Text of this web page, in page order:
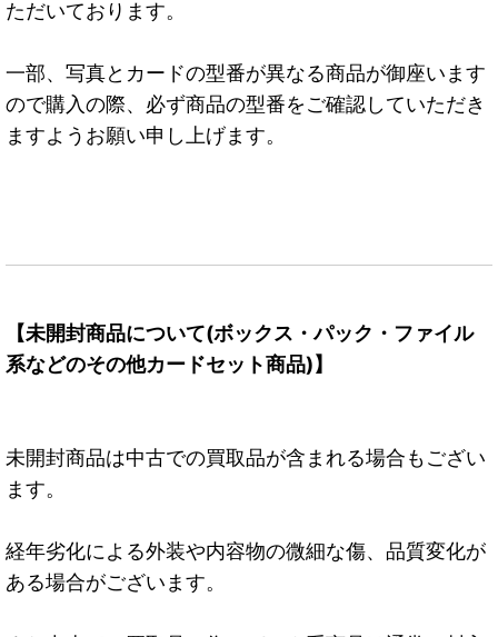
ただいております。
一部、写真とカードの型番が異なる商品が御座います
ので購入の際、必ず商品の型番をご確認していただき
ますようお願い申し上げます。
【未開封商品について(ボックス・パック・ファイル
系などのその他カードセット商品)】
未開封商品は中古での買取品が含まれる場合もござい
ます。
経年劣化による外装や内容物の微細な傷、品質変化が
ある場合がございます。